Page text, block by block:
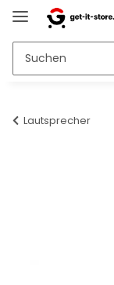
Lautsprecher